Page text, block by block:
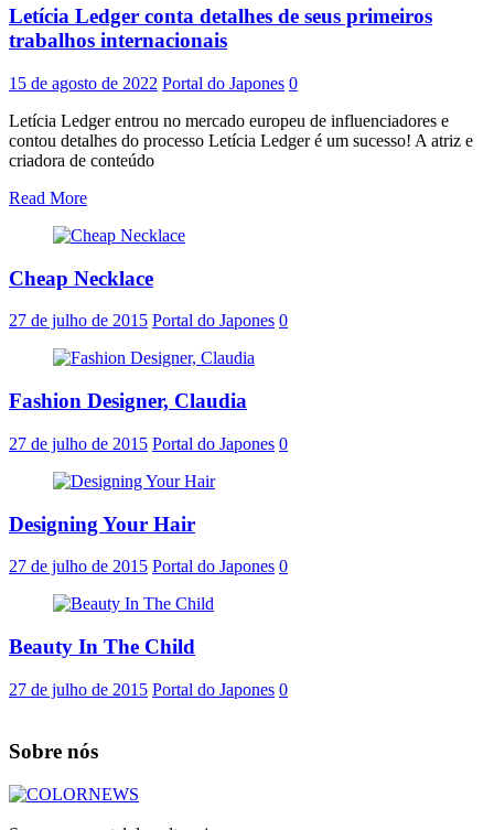
Letícia Ledger conta detalhes de seus primeiros
trabalhos internacionais
15 de agosto de 2022 Portal do Japones 0
Letícia Ledger entrou no mercado europeu de influenciadores e
contou detalhes do processo Letícia Ledger é um sucesso! A atriz e
criadora de conteúdo
Read More
Cheap Necklace
27 de julho de 2015 Portal do Japones 0
Fashion Designer, Claudia
27 de julho de 2015 Portal do Japones 0
Designing Your Hair
27 de julho de 2015 Portal do Japones 0
Beauty In The Child
27 de julho de 2015 Portal do Japones 0
Sobre nós